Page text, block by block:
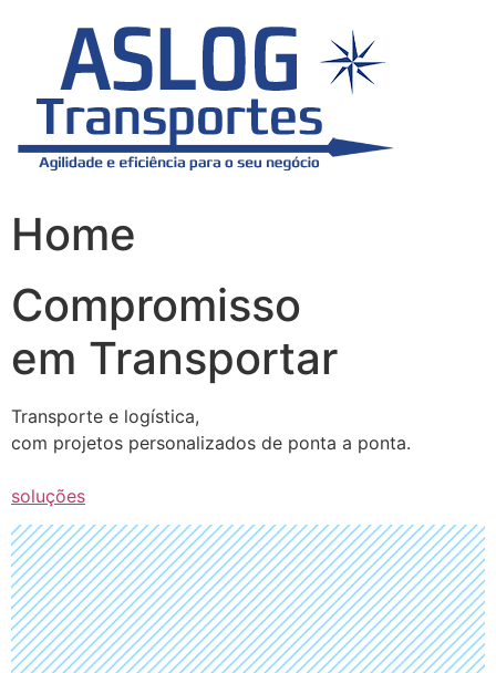
Home
Compromisso
em Transportar
Transporte e logística,
com projetos personalizados de ponta a ponta.
soluções